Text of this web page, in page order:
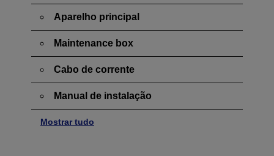
Aparelho principal
Maintenance box
Cabo de corrente
Manual de instalação
Mostrar tudo